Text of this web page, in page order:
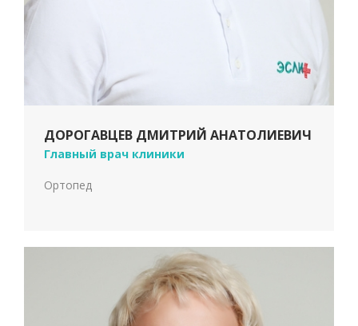
ДОРОГАВЦЕВ ДМИТРИЙ АНАТОЛИЕВИЧ
Главный врач клиники
Ортопед